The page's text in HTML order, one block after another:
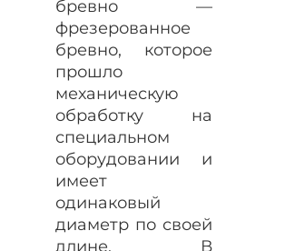
бревно —
фрезерованное
бревно, которое
прошло
механическую
обработку на
специальном
оборудовании и
имеет
одинаковый
диаметр по своей
длине. В